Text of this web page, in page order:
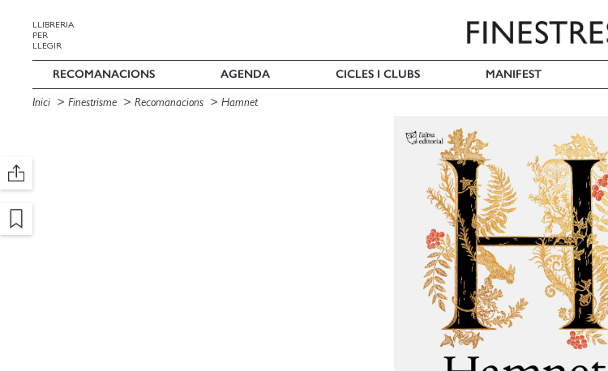
LLIBRERIA
PER
LLEGIR
RECOMANACIONS AGENDA CICLES I CLUBS MANIFEST
Inici Finestrisme Recomanacions Hamnet